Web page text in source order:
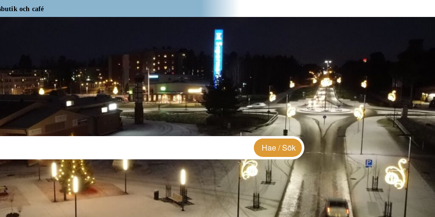
och café
Yrityskuvassa Fyndis – I företagsbilden Fyndis
– I företagsbilden Madicken’s